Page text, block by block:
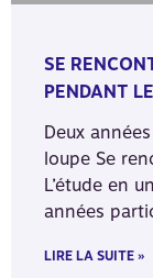
SE
PENDANT
Deux
loupe Se
L’étude en
années
LIRE LA SUITE »